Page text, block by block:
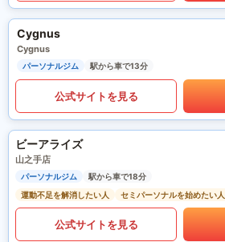
Cygnus
Cygnus
パーソナルジム 駅から車で13分
公式サイトを見る
ビーアライズ
山之手店
パーソナルジム
駅から車で18分
運動不足を解消したい人
セミパーソナルを始めたい人
公式サイトを見る